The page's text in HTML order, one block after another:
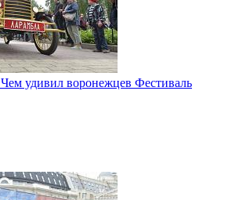
Чем удивил воронежцев Фестиваль